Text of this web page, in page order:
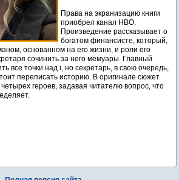
Права на экранизацию книги
приобрел канал HBO.
Произведение рассказывает о
богатом финансисте, который,
основанном на его жизни, и роли его
сочинить за него мемуары. Главный
все точки над i, но секретарь, в свою очередь,
переписать историю. В оригинале сюжет
героев, задавая читателю вопрос, что